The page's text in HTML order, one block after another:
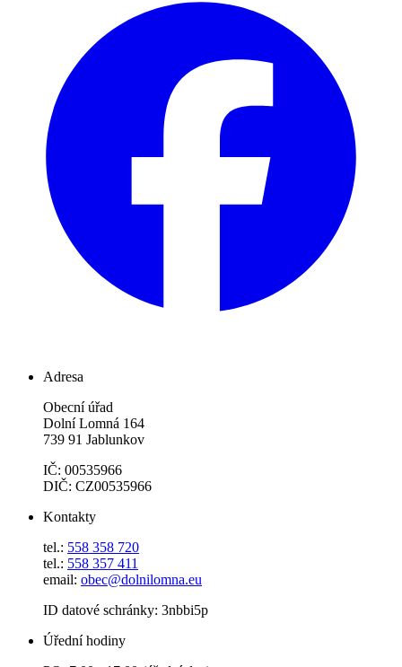
Adresa
Obecní úřad
Dolní Lomná 164
739 91 Jablunkov
IČ: 00535966
DIČ: CZ00535966
Kontakty
tel.: 558 358 720
tel.: 558 357 411
email: obec@dolnilomna.eu
ID datové schránky: 3nbbi5p
Úřední hodiny